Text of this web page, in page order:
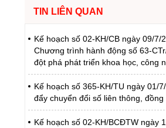
TIN LIÊN QUAN
Kế hoạch số 02-KH/CB ngày 09/
Chương trình hành động số 63-
đột phá phát triển khoa học, công
Kế hoạch số 365-KH/TU ngày 01/
đẩy chuyển đổi số liên thông,
Kế hoạch số 02-KH/BCĐTW ngày